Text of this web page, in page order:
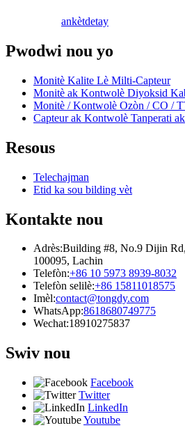
ankètdetay
Pwodwi nou yo
Monitè Kalite Lè Milti-Capteur
Monitè ak Kontwolè Diyoksid
Monitè / Kontwolè Ozòn / CO /
Capteur ak Kontwolè Tanperati
Resous
Telechajman
Etid ka sou bilding vèt
Kontakte nou
Adrès:Building #8, No.9 Dijin
100095, Lachin
Telefòn:+86 10 5973 8939-8032
Telefòn selilè:+86 15811018575
Imèl:contact@tongdy.com
WhatsApp:8618680749775
Wechat:18910275837
Swiv nou
Facebook
Twitter
LinkedIn
Youtube